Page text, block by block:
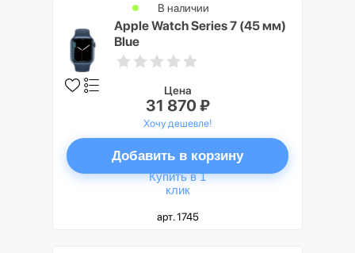
Apple Watch Series 7 (45 мм)
Blue
В наличии
Цена
31 870 ₽
Хочу дешевле!
Добавить в корзину
Купить в 1
клик
арт. 1745